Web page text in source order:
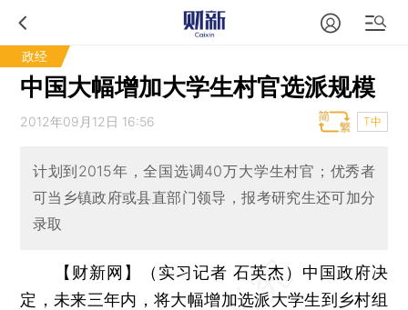
政经
中国大幅增加大学生村官选派规模
2012年09月12日 16:56 T中
计划到2015年，全国选调40万大学生村官；优秀者
可当乡镇政府或县直部门领导，报考研究生还可加分
录取
【财新网】（实习记者 石英杰） 中国政府决
定，未来三年内，将大幅增加选派大学生到乡村组